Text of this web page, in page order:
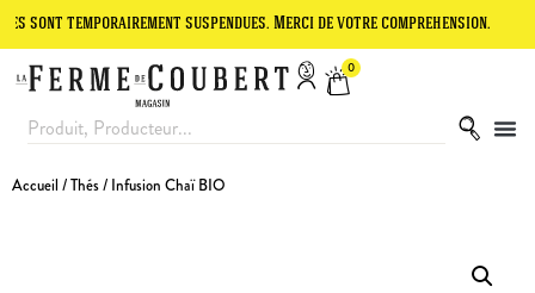
suspendues. Merci de votre compréhension. Le site
0
Accueil /Thés/ Infusion Chaï BIO